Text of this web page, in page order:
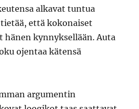
alkavat tuntua
että kokonaiset
hänen kynnyksellään. Auta
ojentaa kätensä
argumentin